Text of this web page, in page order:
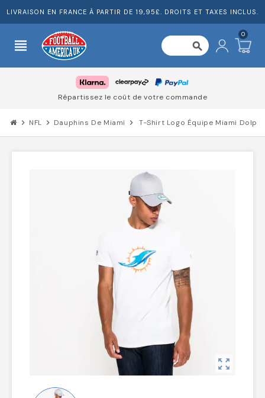
LIVRAISON EN FRANCE À PARTIR DE 19,95£. DROITS ET TAXES INCLUS.
view_headline search
0
Répartissez le coût de votre commande
chevron_right NFL chevron_right Dauphins De Miami chevron_right T-Shirt Logo Équipe Miami
zoom_out_map